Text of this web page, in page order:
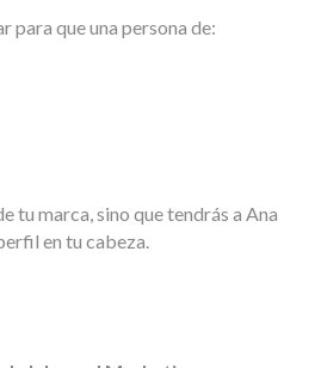
para que una persona de:
tu marca, sino que tendrás a Ana
en tu cabeza.